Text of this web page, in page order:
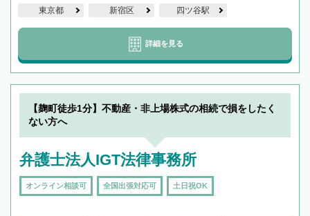
東京都 新宿区 四ツ谷駅
詳細を見る
【麹町徒歩1分】不動産・非上場株式の相続で損をしたく
ない方へ
弁護士法人IGT法律事務所
オンライン相談可 全国出張対応可 土日祝OK